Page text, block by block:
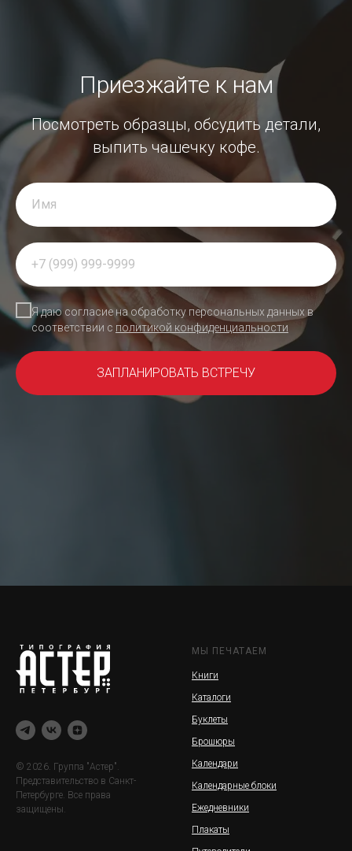
Приезжайте к нам
Посмотреть образцы, обсудить детали,
выпить чашечку кофе.
Я даю согласие на обработку персональных данных в
соответствии с политикой конфиденциальности
ЗАПЛАНИРОВАТЬ ВСТРЕЧУ
© 2026. Группа "Астер".
Представительство в Санкт-
Петербурге. Все права
защищены.
МЫ ПЕЧАТАЕМ
Книги
Каталоги
Буклеты
Брошюры
Календари
Календарные блоки
Ежедневники
Плакаты